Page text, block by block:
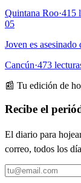
Quintana Roo·415
05
Joven es
Cancún·473
📰 Tu edición de
Recibe el
El diario para
correo, todos los